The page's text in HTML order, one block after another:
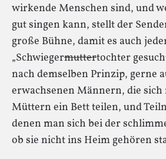
wirkende Menschen sind, und
gut singen kann, stellt der
große Bühne, damit es auch
„Schwiegermuttertochter
nach demselben Prinzip, gerne
erwachsenen Männern, die
Müttern ein Bett teilen, und
denen man sich bei der
ob sie nicht ins Heim gehören